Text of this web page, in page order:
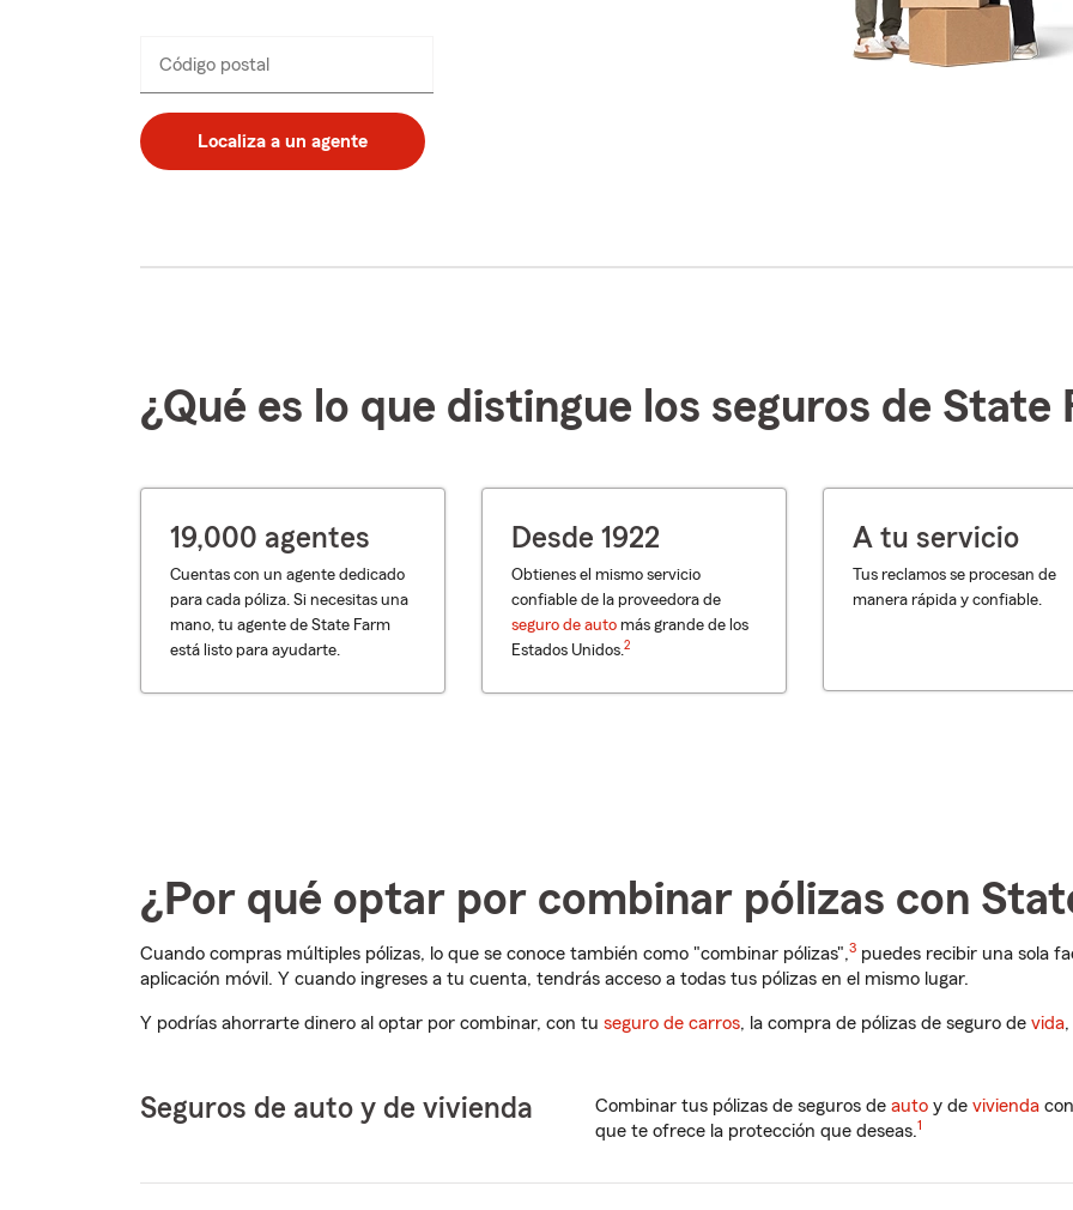
Código postal
de
5
_____
Localiza a un agente
¿Qué es lo que distingue los seguros de State
19,000 agentes
Cuentas con un agente dedicado
para cada póliza. Si necesitas una
mano, tu agente de State Farm
está listo para ayudarte.
Desde 1922
Obtienes el mismo servicio
confiable de la proveedora de
seguro de auto más grande de los
Estados Unidos.2
A tu servicio
Tus reclamos se procesan de
manera rápida y confiable.
¿Por qué optar por combinar pólizas con
Cuando compras múltiples pólizas, lo que se conoce también como "combinar pólizas",3 puedes recibir una sola
aplicación móvil. Y cuando ingreses a tu cuenta, tendrás acceso a todas tus pólizas en el mismo lugar.
Y podrías ahorrarte dinero al optar por combinar, con tu seguro de carros, la compra de pólizas de seguro de vida,
Seguros de auto y de vivienda Combinar tus pólizas de seguros de auto y de vivienda
que te ofrece la protección que deseas.1